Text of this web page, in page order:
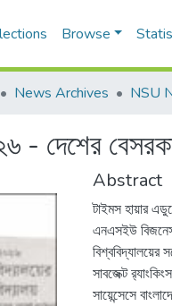
Browse
News Archives NSU
Abstract
টাইমস হায়ার
এনএসইউ বিজনেস
বিশ্ববিদ্যালয়ের
সাবজেক্ট
সায়েন্সেসে